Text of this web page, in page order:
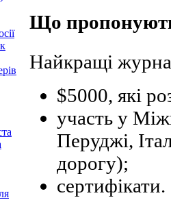
Що
Найкращі
$5000, які
участь у
Перуджі,
дорогу);
сертифікати.